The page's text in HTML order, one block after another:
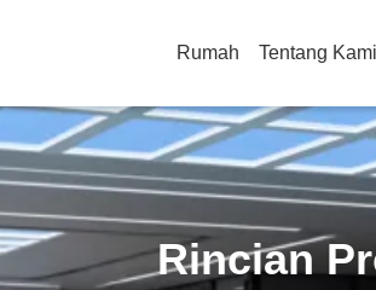
Rumah Tentang Kami
Rincian